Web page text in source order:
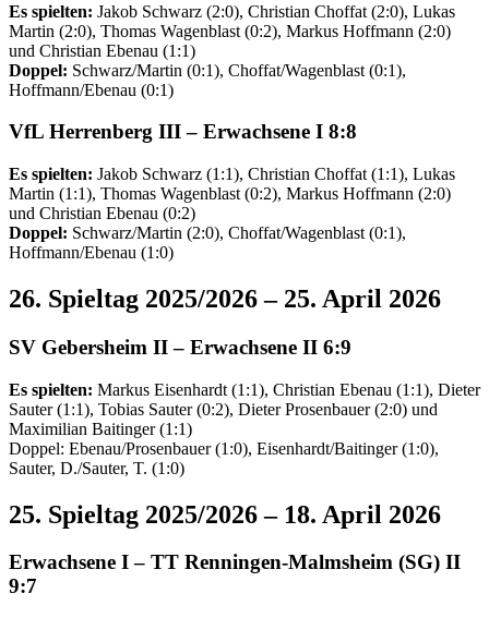
Es spielten: Jakob Schwarz (2:0), Christian Choffat (2:0), Lukas
Martin (2:0), Thomas Wagenblast (0:2), Markus Hoffmann (2:0)
und Christian Ebenau (1:1)
Doppel: Schwarz/Martin (0:1), Choffat/Wagenblast (0:1),
Hoffmann/Ebenau (0:1)
VfL Herrenberg III– Erwachsene I 8:8
Es spielten: Jakob Schwarz (1:1), Christian Choffat (1:1), Lukas
Martin (1:1), Thomas Wagenblast (0:2), Markus Hoffmann (2:0)
und Christian Ebenau (0:2)
Doppel: Schwarz/Martin (2:0), Choffat/Wagenblast (0:1),
Hoffmann/Ebenau (1:0)
26. Spieltag 2025/2026 – 25. April 2026
SV Gebersheim II – Erwachsene II 6:9
Es spielten: Markus Eisenhardt (1:1), Christian Ebenau (1:1), Dieter
Sauter (1:1), Tobias Sauter (0:2), Dieter Prosenbauer (2:0) und
Maximilian Baitinger (1:1)
Doppel: Ebenau/Prosenbauer (1:0), Eisenhardt/Baitinger (1:0),
Sauter, D./Sauter, T. (1:0)
25. Spieltag 2025/2026 – 18. April 2026
Erwachsene I– TT Renningen-Malmsheim (SG) II
9:7